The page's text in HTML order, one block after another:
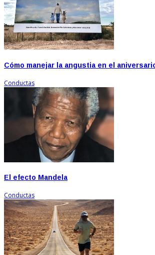
Cómo manejar la angustia en el
Conductas
El efecto Mandela
Conductas